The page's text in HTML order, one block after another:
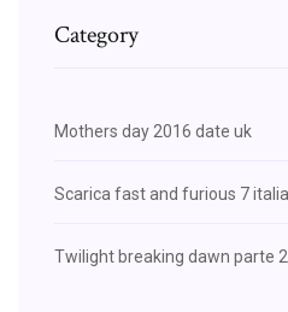
Category
Mothers day 2016 date uk
Scarica fast and furious 7
Twilight breaking dawn parte